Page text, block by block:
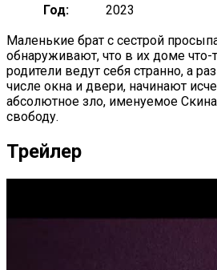
Год:
2023
Маленькие брат с сестрой
обнаруживают, что в их доме что-
родители ведут себя странно, а
числе окна и двери, начинают
абсолютное зло, именуемое
свободу.
Трейлер